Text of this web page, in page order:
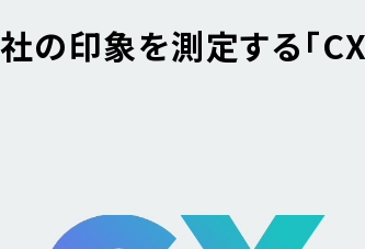
の印象を測定する「